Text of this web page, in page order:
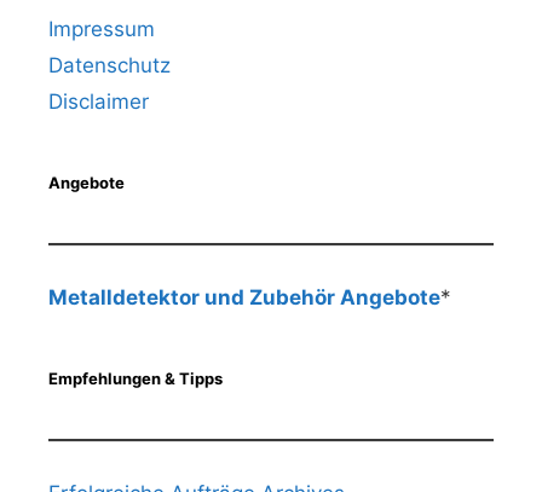
Impressum
Datenschutz
Disclaimer
Angebote
Metalldetektor und Zubehör Angebote*
Empfehlungen & Tipps